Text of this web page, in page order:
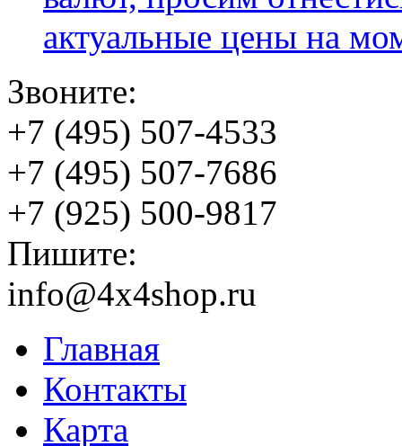
актуальные цены на
Звоните:
+7 (495) 507-4533
+7 (495) 507-7686
+7 (925) 500-9817
Пишите:
info@4x4shop.ru
Главная
Контакты
Карта